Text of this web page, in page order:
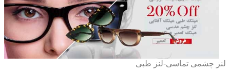
لنز چشمی تماسی-لنز طبی